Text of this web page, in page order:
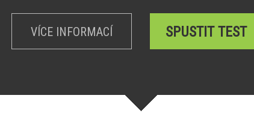
VÍCE INFORMACÍ SPUSTIT TEST